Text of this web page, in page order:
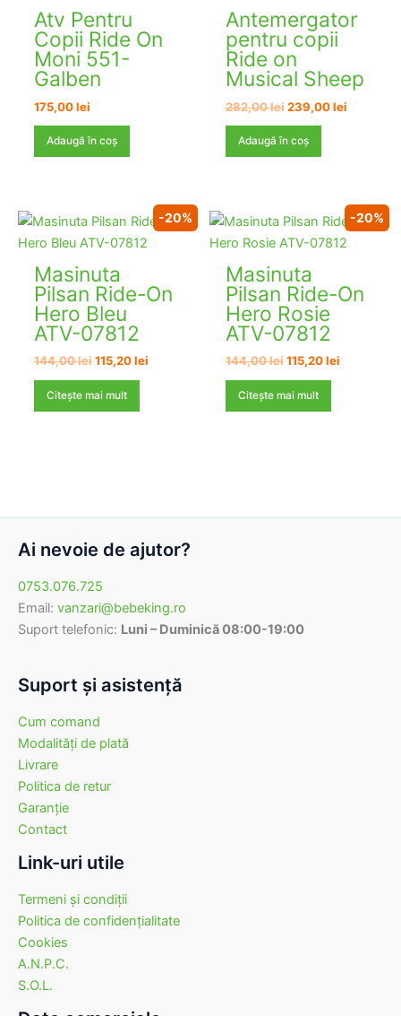
Atv Pentru
Copii Ride On
Moni 551-
Galben
175,00lei
Adaugă în coș
Antemergator
pentru copii
Ride on
Musical​ Sheep
282,00lei Prețul
a
fost:
239,00leiPrețul
Adaugă în coș
-20%
Masinuta
Pilsan Ride-On
Hero Bleu
ATV-07812
144,00lei Prețul
a
115,20leiPrețul
Citește mai mult
-20%
Masinuta
Pilsan Ride-On
Hero Rosie
ATV-07812
144,00lei Prețul
a
115,20leiPrețul
Citește mai mult
Ai nevoie de ajutor?
0753.076.725
Email: vanzari@bebeking.ro
Suport telefonic: Luni – Duminică 08:00-19:00
Suport şi asistenţă
Cum comand
Modalităţi de plată
Livrare
Politica de retur
Garanţie
Contact
Link-uri utile
Termeni şi condiţii
Politica de confidenţialitate
Cookies
A.N.P.C.
S.O.L.